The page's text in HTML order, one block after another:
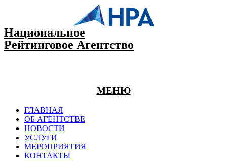
Национальное
Рейтинговое Агентство
МЕНЮ
ГЛАВНАЯ
ОБ АГЕНТСТВЕ
НОВОСТИ
УСЛУГИ
МЕРОПРИЯТИЯ
КОНТАКТЫ